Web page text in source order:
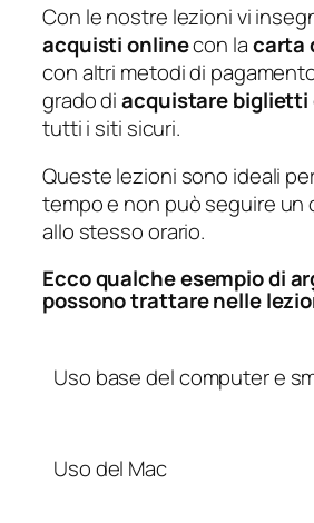
Con le nostre lezioni vi
acquisti onlinecon lacarta
con altri metodi di
grado diacquistare biglietti
tutti i siti sicuri.
Queste lezioni sono ideali
tempo e non può seguire un
allo stesso orario.
Ecco qualche esempio di
possono trattare nelle
Uso base del computer e
Uso del Mac